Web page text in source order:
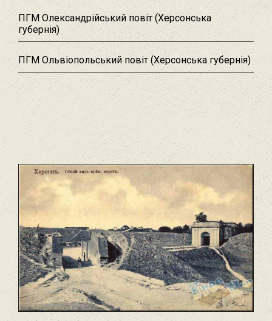
ПГМ Олександрійський повіт (Херсонська
губернія)
ПГМ Ольвіопольський повіт (Херсонська губернія)